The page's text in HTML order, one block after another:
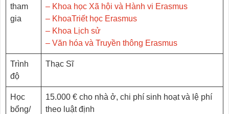
tham
gia
– Khoa học Xã hội và Hành vi Erasmus
– KhoaTriết học Erasmus
– Khoa Lịch sử
– Văn hóa và Truyền thông Erasmus
Trình
độ
Thạc Sĩ
Học
bổng/
15.000 € cho nhà ở, chi phí sinh hoạt và lệ phí
theo luật định